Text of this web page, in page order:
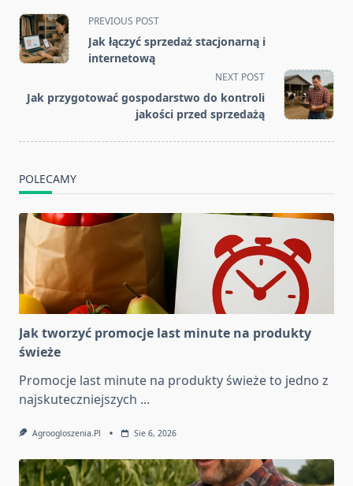
<span
class="nav-
subtitle
reader-
PREVIOUS POST
Jak łączyć sprzedaż stacjonarną i
internetową
NEXT POST
Jak przygotować gospodarstwo do kontroli
jakości przed sprzedażą
POLECAMY
Jak tworzyć promocje last minute na produkty
świeże
Promocje last minute na produkty świeże to jedno z
najskuteczniejszych ...
Agroogloszenia.pl Sie 6, 2026